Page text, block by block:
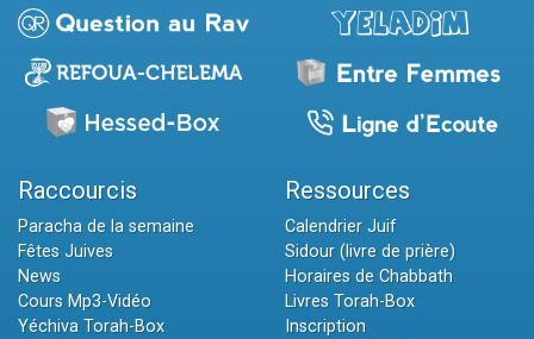
Raccourcis
Paracha de la semaine
Fêtes Juives
News
Cours Mp3-Vidéo
Yéchiva Torah-Box
Ressources
Calendrier Juif
Sidour (livre de prière)
Horaires de Chabbath
Livres Torah-Box
Inscription